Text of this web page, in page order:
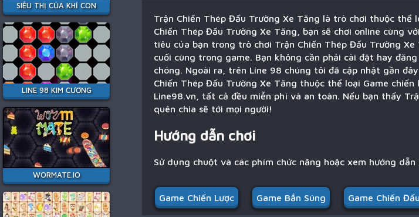
SIÊU THỊ CỦA KHỈ CON
LINE 98 KIM CƯƠNG
WORMATE.IO
Trận Chiến Thép Đấu Trường Xe Tăng là trò chơi thuộc thể
Chiến Thép Đấu Trường Xe Tăng, bạn sẽ chơi online cùng
tiêu của bạn trong trò chơi Trận Chiến Thép Đấu Trường
cuối cùng trong game. Bạn không cần phải cài đặt hay
chóng. Ngoài ra, trên Line 98 chúng tôi đã cập nhật gần
Chiến Thép Đấu Trường Xe Tăng thuộc thể loại Game
Line98.vn, tất cả đều miễn phí và an toàn. Nếu bạn thấy
quên chia sẽ tới mọi người!
Hướng dẫn chơi
Sử dụng chuột và các phím chức năng hoặc xem hướng
Game Chiến Lược Game Bắn Súng Game Chiến Đấu